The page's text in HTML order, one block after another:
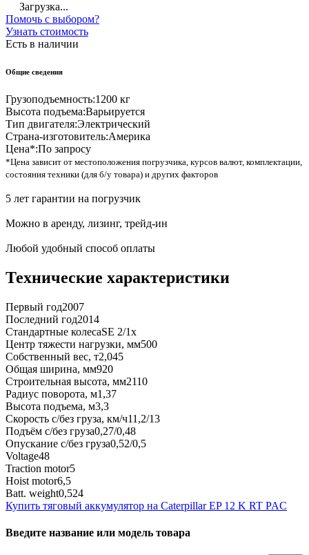
Загрузка...
Помочь с выбором?
Узнать стоимость
Есть в наличии
Общие сведения
Грузоподъемность:1200 кг
Высота подъема:Варьируется
Тип двигателя:Электрический
Страна-изготовитель:Америка
Цена*:По запросу
*Цена зависит от местоположения погрузчика, курсов валют, комплектации,
состояния техники (для б/у товара) и других факторов
5 лет гарантии на погрузчик
Можно в аренду, лизинг, трейд-ин
Любой удобный способ оплаты
Технические характеристики
Первый год2007
Последний год2014
Стандартные колесаSE 2/1x
Центр тяжести нагрузки, мм500
Собственный вес, т2,045
Общая ширина, мм920
Строительная высота, мм2110
Радиус поворота, м1,37
Высота подъема, м3,3
Скорость с/без груза, км/ч11,2/13
Подъём с/без груза0,27/0,48
Опускание с/без груза0,52/0,5
Voltage48
Traction motor5
Hoist motor6,5
Batt. weight0,524
Купить тяговый аккумулятор на Caterpillar EP 12 K RT PAC
Введите название или модель товара